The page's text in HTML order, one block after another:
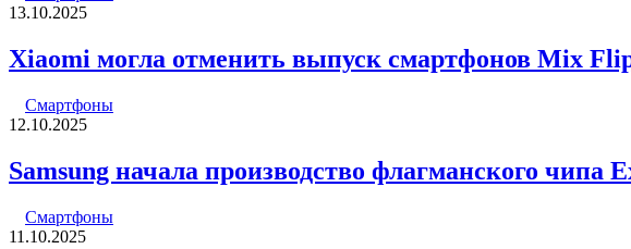
13.10.2025
Xiaomi могла отменить выпуск смартфонов Mix
Смартфоны
12.10.2025
Samsung начала производство флагманского чипа
Смартфоны
11.10.2025